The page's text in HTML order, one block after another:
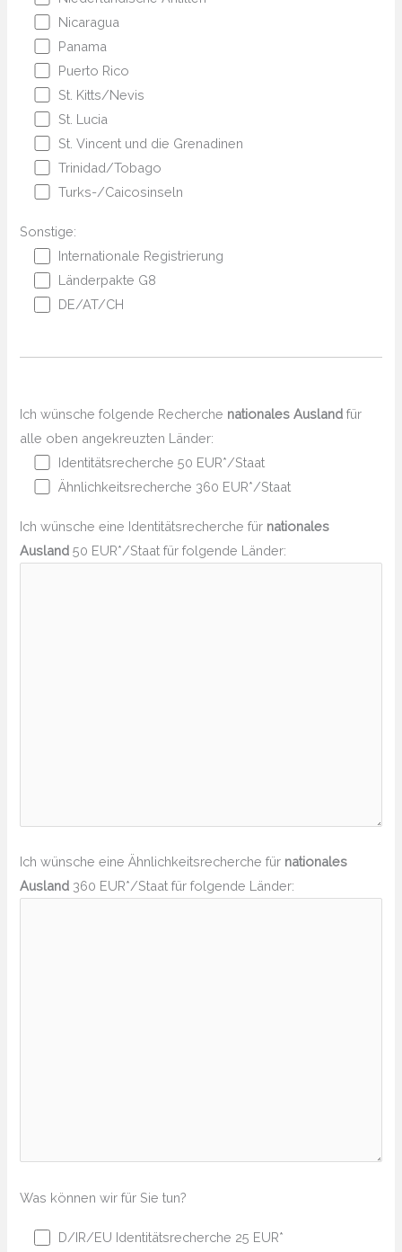
Nicaragua
Panama
Puerto Rico
St. Kitts/Nevis
St. Lucia
St. Vincent und die Grenadinen
Trinidad/Tobago
Turks-/Caicosinseln
Sonstige:
Internationale Registrierung
Länderpakte G8
DE/AT/CH
Ich wünsche folgende Recherche nationales Ausland für
alle oben angekreuzten Länder:
Identitätsrecherche 50 EUR*/Staat
Ähnlichkeitsrecherche 360 EUR*/Staat
Ich wünsche eine Identitätsrecherche für nationales
Ausland 50 EUR*/Staat für folgende Länder:
Ich wünsche eine Ähnlichkeitsrecherche für nationales
Ausland 360 EUR*/Staat für folgende Länder:
Was können wir für Sie tun?
D/IR/EU Identitätsrecherche 25 EUR*